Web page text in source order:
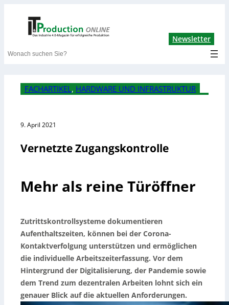
Newsletter
Search
FACHARTIKEL , HARDWARE UND INFRASTRUKTUR
9. April 2021
Vernetzte Zugangskontrolle
Mehr als reine Türöffner
Zutrittskontrollsysteme dokumentieren
Aufenthaltszeiten, können bei der Corona-
Kontaktverfolgung unterstützen und ermöglichen
die individuelle Arbeitszeiterfassung. Vor dem
Hintergrund der Digitalisierung, der Pandemie sowie
dem Trend zum dezentralen Arbeiten lohnt sich ein
genauer Blick auf die aktuellen Anforderungen.